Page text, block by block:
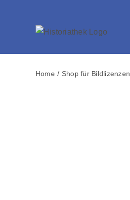
Home Shop für Bildlizenzen